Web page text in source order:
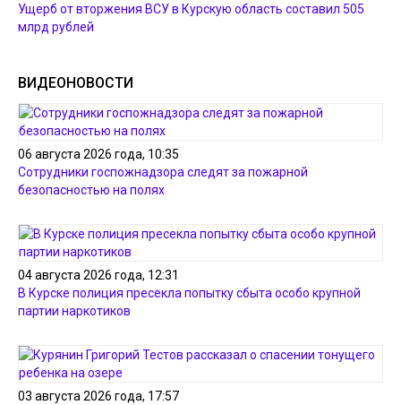
Ущерб от вторжения ВСУ в Курскую область составил 505
млрд рублей
ВИДЕОНОВОСТИ
06 августа 2026 года, 10:35
Сотрудники госпожнадзора следят за пожарной
безопасностью на полях
04 августа 2026 года, 12:31
В Курске полиция пресекла попытку сбыта особо крупной
партии наркотиков
03 августа 2026 года, 17:57